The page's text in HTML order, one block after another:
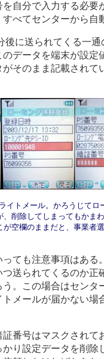
自分で入力する必要
べてセンターから自
に送られてくる一通
データを端末が設定
そのまま記載されて
イトメール。かろうじてロ
削除してしまってもかま
空欄のままだと、事業者
も注意事項はある
送られてくるのか正
。この場合はセンタ
メールが届かない場
番号はマスクされて
り設定データを削除